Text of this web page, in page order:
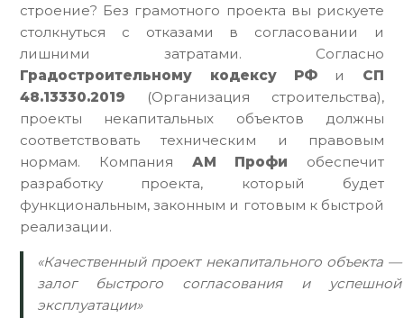
строение? Без грамотного проекта вы рискуете
столкнуться с отказами в согласовании и
лишними затратами. Согласно
Градостроительному кодексу РФ и СП
48.13330.2019 (Организация строительства),
проекты некапитальных объектов должны
соответствовать техническим и правовым
нормам. Компания АМ Профи обеспечит
разработку проекта, который будет
функциональным, законным и готовым к быстрой
реализации.
«Качественный проект некапитального объекта —
залог быстрого согласования и успешной
эксплуатации»